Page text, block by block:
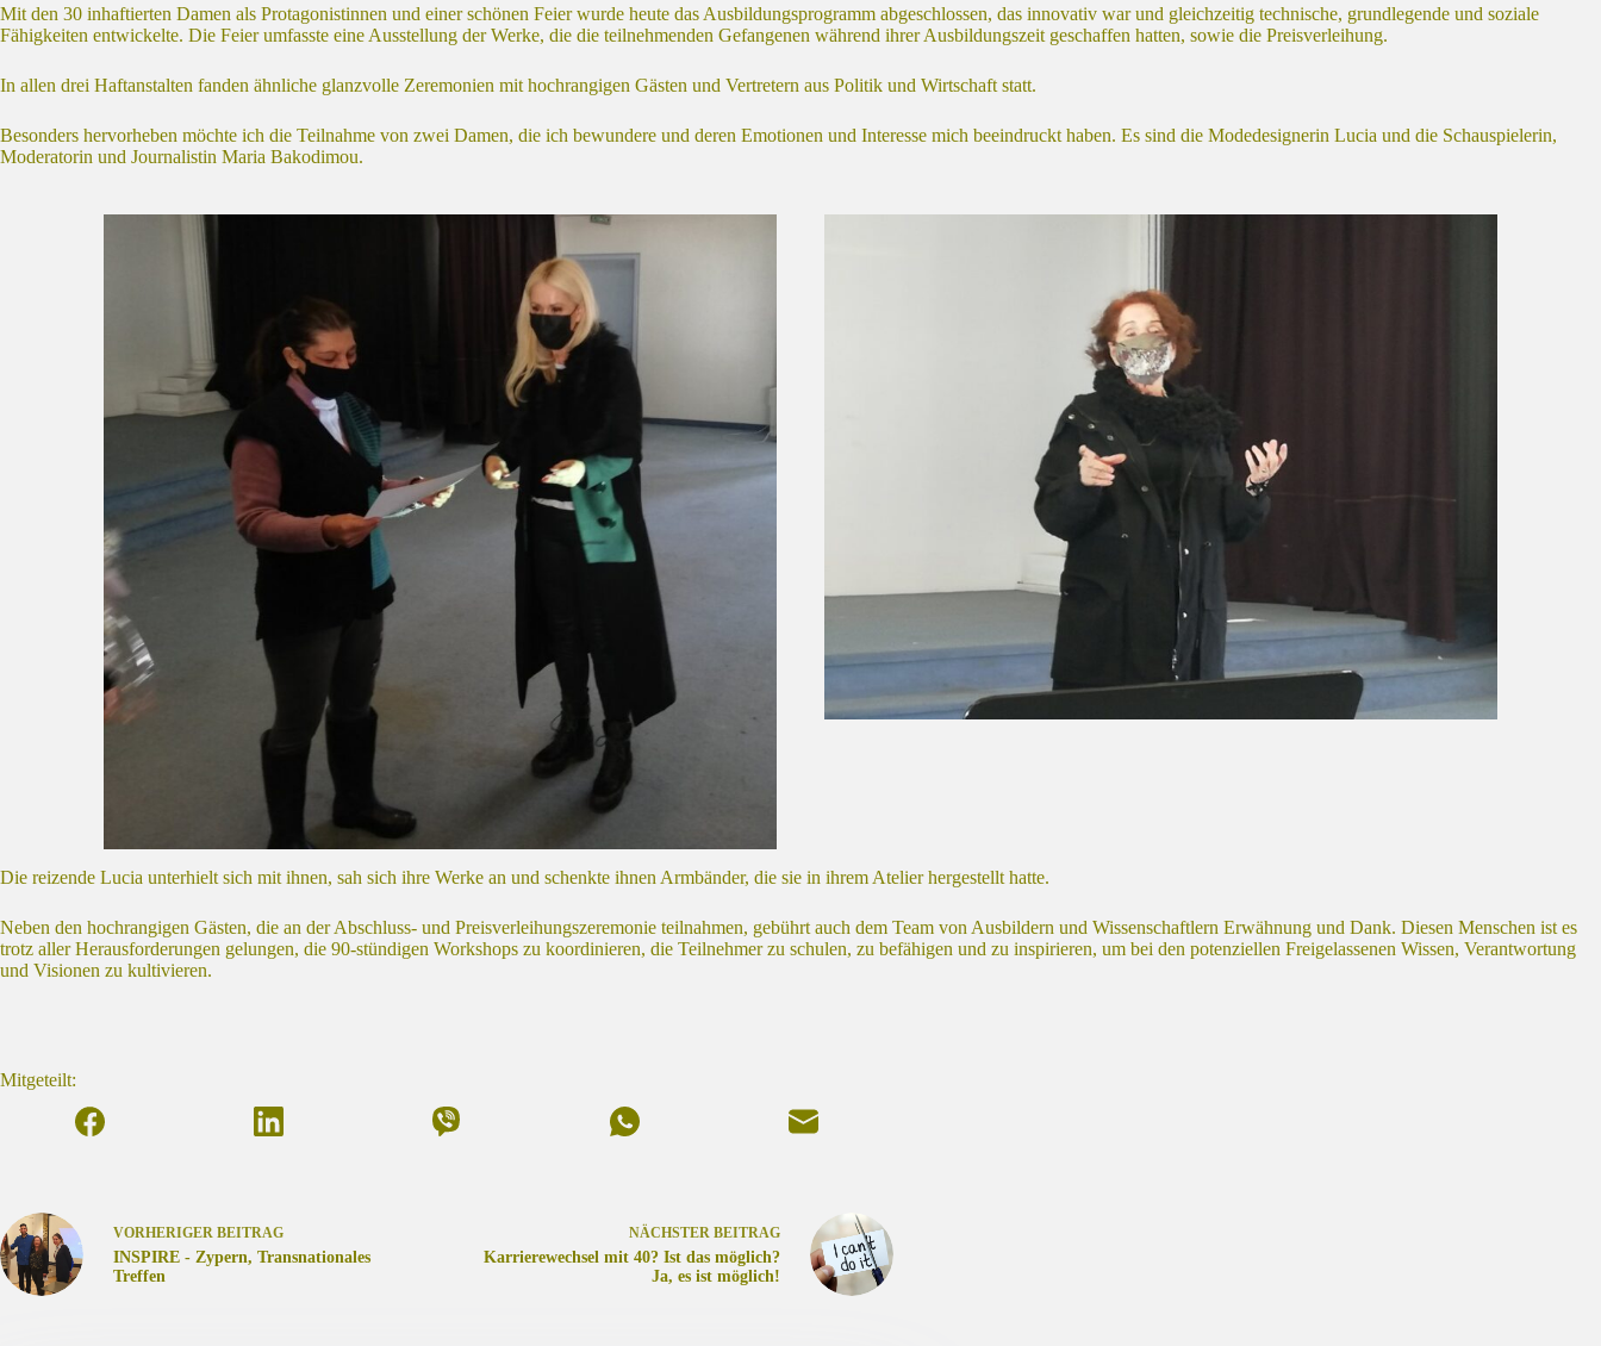
Mit den 30 inhaftierten Damen als Protagonistinnen und einer schönen Feier wurde heute das Ausbildungsprogramm abgeschlossen, das innovativ war und gleichzeitig technische, grundlegende und soziale
Fähigkeiten entwickelte. Die Feier umfasste eine Ausstellung der Werke, die die teilnehmenden Gefangenen während ihrer Ausbildungszeit geschaffen hatten, sowie die Preisverleihung.
In allen drei Haftanstalten fanden ähnliche glanzvolle Zeremonien mit hochrangigen Gästen und Vertretern aus Politik und Wirtschaft statt.
Besonders hervorheben möchte ich die Teilnahme von zwei Damen, die ich bewundere und deren Emotionen und Interesse mich beeindruckt haben. Es sind die Modedesignerin Lucia und die Schauspielerin,
Moderatorin und Journalistin Maria Bakodimou.
Die reizende Lucia unterhielt sich mit ihnen, sah sich ihre Werke an und schenkte ihnen Armbänder, die sie in ihrem Atelier hergestellt hatte.
Neben den hochrangigen Gästen, die an der Abschluss- und Preisverleihungszeremonie teilnahmen, gebührt auch dem Team von Ausbildern und Wissenschaftlern Erwähnung und Dank. Diesen Menschen ist es
trotz aller Herausforderungen gelungen, die 90-stündigen Workshops zu koordinieren, die Teilnehmer zu schulen, zu befähigen und zu inspirieren, um bei den potenziellen Freigelassenen Wissen, Verantwortung
und Visionen zu kultivieren.
Mitgeteilt:
VORHERIGER BEITRAG
INSPIRE - Zypern, Transnationales
Treffen
NÄCHSTER BEITRAG
Karrierewechsel mit 40? Ist das möglich?
Ja, es ist möglich!